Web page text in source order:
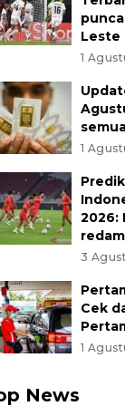
Leste
1
1
2026:
3
Cek
1
News